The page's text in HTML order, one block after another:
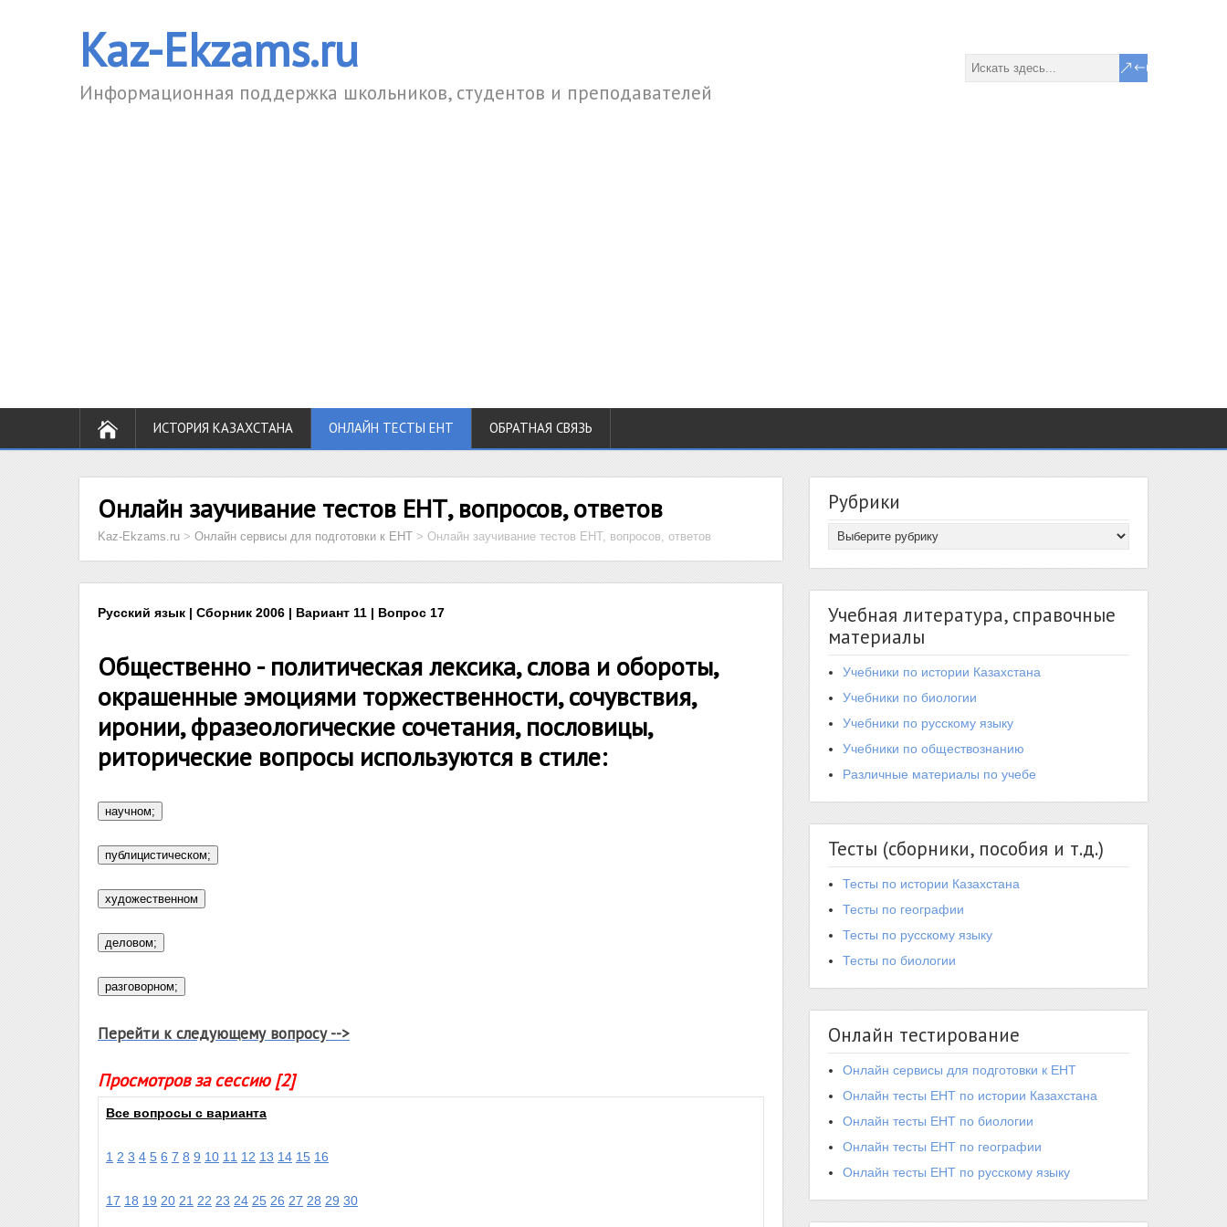
Kaz-Ekzams.ru
Информационная поддержка школьников, студентов и преподавателей
ИСТОРИЯ КАЗАХСТАНА ОНЛАЙН ТЕСТЫ ЕНТ ОБРАТНАЯ СВЯЗЬ
Онлайн заучивание тестов ЕНТ, вопросов, ответов
Kaz-Ekzams.ru > Онлайн сервисы для подготовки к ЕНТ > Онлайн заучивание тестов ЕНТ, вопросов, ответов
Русский язык | Сборник 2006 | Вариант 11 | Вопрос 17
Общественно - политическая лексика, слова и обороты,
окрашенные эмоциями торжественности, сочувствия,
иронии, фразеологические сочетания, пословицы,
риторические вопросы используются в стиле:
Перейти к следующему вопросу -->
Просмотров за сессию [2]
Все вопросы с варианта
1 2 3 4 5 6 7 8 9 10 11 12 13 14 15 16
17 18 19 20 21 22 23 24 25 26 27 28 29 30
Рубрики
Учебная литература, справочные
материалы
Учебники по истории Казахстана
Учебники по биологии
Учебники по русскому языку
Учебники по обществознанию
Различные материалы по учебе
Тесты (сборники, пособия и т.д.)
Тесты по истории Казахстана
Тесты по географии
Тесты по русскому языку
Тесты по биологии
Онлайн тестирование
Онлайн сервисы для подготовки к ЕНТ
Онлайн тесты ЕНТ по истории Казахстана
Онлайн тесты ЕНТ по биологии
Онлайн тесты ЕНТ по географии
Онлайн тесты ЕНТ по русскому языку